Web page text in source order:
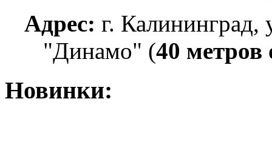
Адрес: г. Калининград,
"Динамо" (40
Новинки: